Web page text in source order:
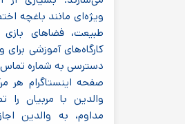
ویژه‌ای مانند باغچه اختصاصی برای
طبیعت، فضاهای بازی خلاقانه و
کارگاه‌های آموزشی برای والدین نیز در
دسترسی به شماره تماس مستقیم،
صفحه اینستاگرام هر مرکز، ارتباط
والدین با مربیان را تضمین می‌کند.
مداوم، به والدین اجازه می‌دهد تا